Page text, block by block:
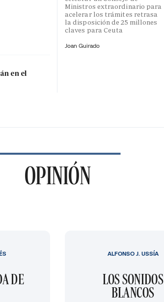
en el
Ministros extraordinario para
acelerar los trámites retrasa
la disposición de 25 millones
claves para Ceuta
Joan Guirado
OPINIÓN
DE LOS SONIDOS
BLANCOS
ALFONSO J. USSÍA